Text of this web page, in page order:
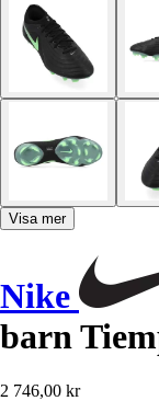
Visa mer
Nike
barn
2 746,00 kr